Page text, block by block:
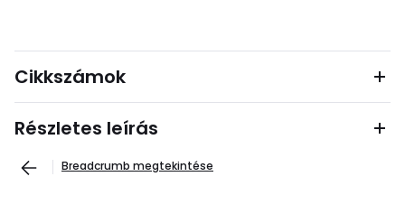
Cikkszámok
Részletes leírás
Breadcrumb megtekintése